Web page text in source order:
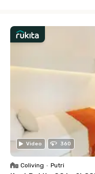
Video 360
Coliving • Putri